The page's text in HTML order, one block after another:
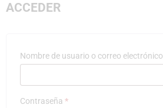
ACCEDER
Nombre de usuario o correo electrónico
Contraseña *